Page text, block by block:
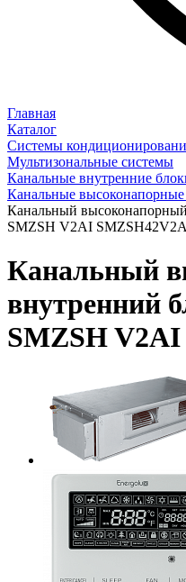
Главная
Каталог
Системы
Мультизональные системы
Канальные внутренние
Канальные
Канальный
SMZSH V2AI
Канальный
внутренний
SMZSH